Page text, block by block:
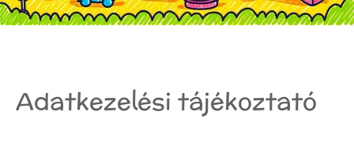
Adatkezelési tájékoztató